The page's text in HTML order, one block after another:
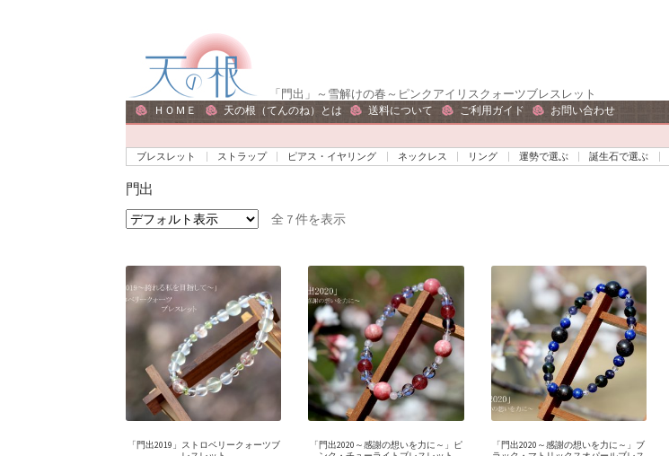
ー
シ
ョ
へ
ス
ッ
プ
ン
ツ
へ
キ
ッ
「門出」～雪解けの春～ピンクアイリスクォーツブレスレット
ＨＯＭＥ 天の根（てんのね）とは 送料について ご利用ガイド お問い合わせ
ブレスレット ストラップ ピアス・イヤリング ネックレス リング 運勢で選ぶ 誕生石で選ぶ
門出
全 7 件を表示
「門出2019」ストロベリークォーツブ
「門出2020～感謝の想いを力に～」ピ
「門出2020～感謝の想いを力に～」ブ